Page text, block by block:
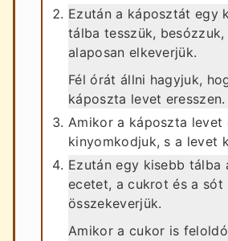
Ezután a káposztát egy
tálba tesszük, besózzuk,
alaposan elkeverjük.
Fél órát állni hagyjuk,
káposzta levet eresszen.
Amikor a káposzta levet
kinyomkodjuk, s a levet
Ezután egy kisebb tálba
ecetet, a cukrot és a sót
összekeverjük.
Amikor a cukor is